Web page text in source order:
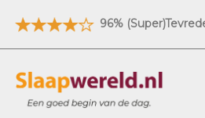
96%